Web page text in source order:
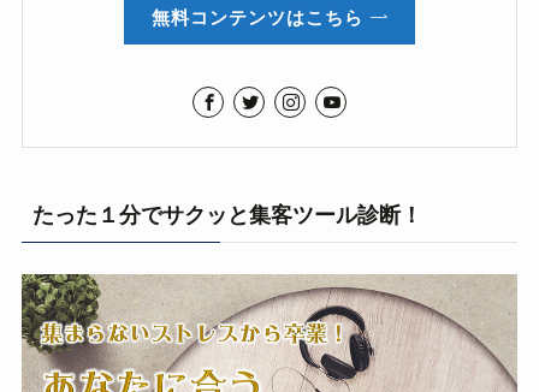
無料コンテンツはこちら
たった１分でサクッと集客ツール診断！